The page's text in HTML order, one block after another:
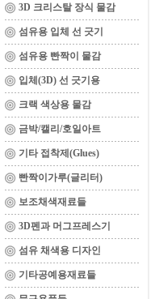
3D 크리스탈 장식 물감
섬유용 입체 선 긋기
섬유용 빤짝이 물감
입체(3D) 선 긋기용
크랙 색상용 물감
금박/캘리/호일아트
기타 접착제(Glues)
빤짝이가루(글리터)
보조채색재료들
3D펜과 머그프레스기
섬유 채색용 디자인
기타공예용재료들